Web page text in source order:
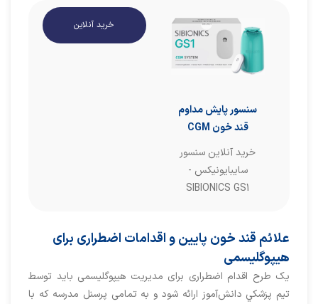
سنسور پایش مداوم
قند خون CGM
خرید آنلاین سنسور
سایبایونیکس -
SIBIONICS GS1
خرید آنلاین
علائم قند خون پايين و اقدامات اضطراری برای
هیپوگلیسمی
یک طرح اقدام اضطراری برای مدیریت هیپوگلیسمی باید توسط
تیم پزشكي دانش‌آموز ارائه شود و به تمامی پرسنل مدرسه که با